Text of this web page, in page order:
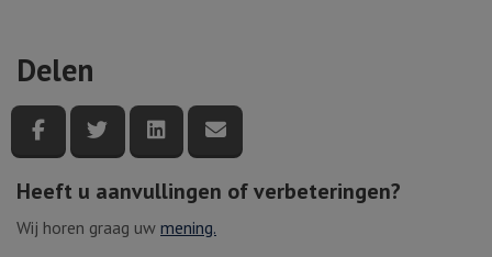
Delen
Deel deze pagina via Facebook
Deel deze pagina via Twitter
Deel deze pagina via LinkedIn
Heeft u aanvullingen of verbeteringen?
Wij horen graag uw mening.